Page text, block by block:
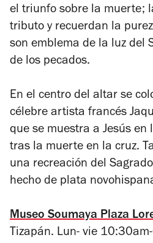
el triunfo sobre la muerte;
tributo y recuerdan la
son emblema de la luz del
de los pecados.
En el centro del altar se
célebre artista francés
que se muestra a Jesús en
tras la muerte en la cruz.
una recreación del
hecho de plata
Museo Soumaya Plaza
Tizapán. Lun- vie